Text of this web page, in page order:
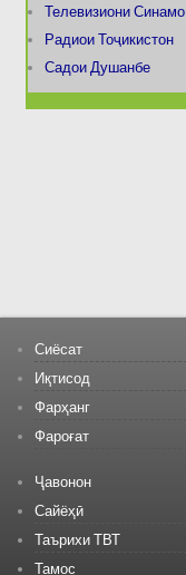
Телевизиони Синамо
Радиои Тоҷикистон
Садои Душанбе
Сиёсат
Иқтисод
Фарҳанг
Фароғат
Ҷавонон
Сайёҳӣ
Таърихи ТВТ
Тамос